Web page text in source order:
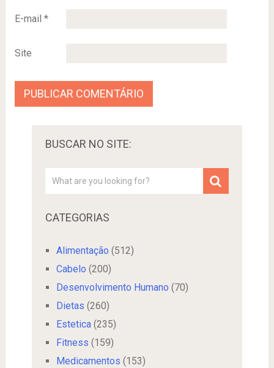
E-mail *
Site
BUSCAR NO SITE:
CATEGORIAS
Alimentação (512)
Cabelo (200)
Desenvolvimento Humano (70)
Dietas (260)
Estetica(235)
Fitness (159)
Medicamentos (153)